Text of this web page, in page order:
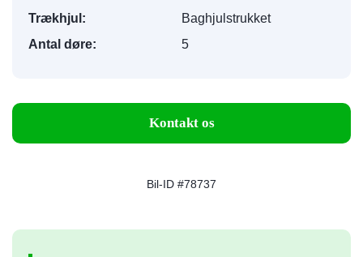
Trækhjul:
Baghjulstrukket
Antal døre:
5
Kontakt os
Bil-ID #78737